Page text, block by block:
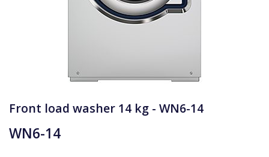
Front load washer 14 kg - WN6-14
WN6-14